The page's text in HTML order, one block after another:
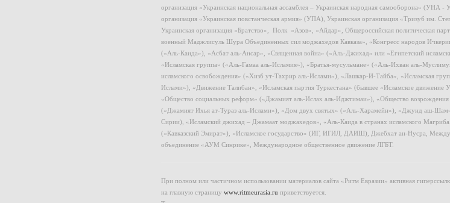
организация «Украинская национальная ассамблея – Украинская народная самооборона» (УНА
организация «Украинская повстанческая армия» (УПА), Украинская организация «Тризуб им.
Украинская организация «Братство», Полк «Азов», «Айдар», Общероссийская политическая
военный Маджлисуль Шура Объединенных сил моджахедов Кавказа», «Конгресс народов
(«Аль-Каида»), «Асбат аль-Ансар», «Священная война» («Аль-Джихад» или «Египетский
«Исламская группа» («Аль-Гамаа аль-Исламия»), «Братья-мусульмане» («Аль-Ихван аль-
исламского освобождения» («Хизб ут-Тахрир аль-Ислами»), «Лашкар-И-Тайба», «Исламская
Ислами»), «Движение Талибан», «Исламская партия Туркестана» (бывшее «Исламское движение
«Общество социальных реформ» («Джамият аль-Ислах аль-Иджтимаи»), «Общество возрождения
(«Джамият Ихья ат-Тураз аль-Ислами»), «Дом двух святых» («Аль-Харамейн»), «Джунд аш-
Сирии), «Исламский джихад – Джамаат моджахедов», «Аль-Каида в странах исламского
(«Кавказский Эмират»), «Исламское государство» (ИГ, ИГИЛ, ДАИШ), Джебхат ан-Нусра,
объединение «АУМ Синрике», Международное общественное движение ЛГБТ.
При полном или частичном использовании материалов сайта «Ритм Евразии» активная
на главную страницу www.ritmeurasia.ru приветствуется.